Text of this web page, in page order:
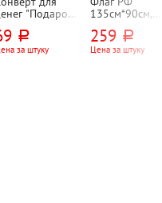
"Подарок",
руб.
за штуку
135см*90см,
шелк, Brauberg,
Staff, карман
259 руб.
Цена за штуку